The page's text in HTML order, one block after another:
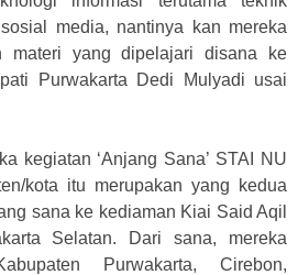
media, nantinya kan mereka
materi yang dipelajari disana ke
Purwakarta Dedi Mulyadi usai
kegiatan ‘Anjang Sana’ STAI NU
kota itu merupakan yang kedua
sana ke kediaman Kiai Said Aqil
Selatan. Dari sana, mereka
Purwakarta, Cirebon,